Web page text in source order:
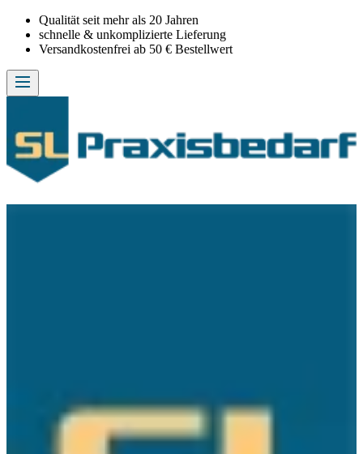
Qualität seit mehr als 20 Jahren
schnelle & unkomplizierte Lieferung
Versandkostenfrei ab 50 € Bestellwert